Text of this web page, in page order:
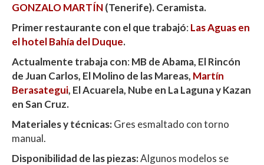
GONZALO MARTÍN(Tenerife). Ceramista.
Primer restaurante con el que trabajó: Las Aguas en
el hotel Bahía del Duque.
Actualmente trabaja con: MB de Abama, El Rincón
de Juan Carlos, El Molino de las Mareas, Martín
Berasategui, El Acuarela, Nube en La Laguna y Kazan
en San Cruz.
Materiales y técnicas:Gres esmaltado con torno
manual.
Disponibilidad de las piezas:Algunos modelos se